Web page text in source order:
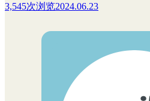
3,545次浏览2024.06.23